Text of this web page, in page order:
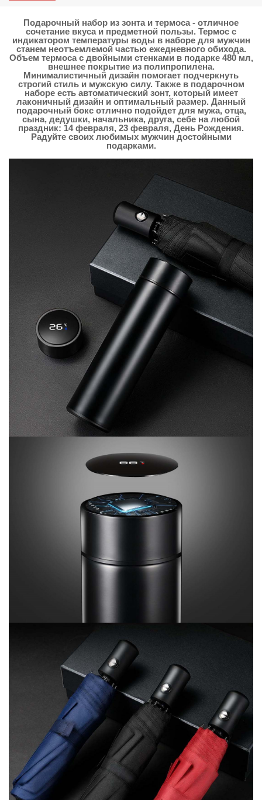
Подарочный набор из зонта и термоса - отличное
сочетание вкуса и предметной пользы. Термос с
индикатором температуры воды в наборе для мужчин
станем неотъемлемой частью ежедневного обихода.
Объем термоса с двойными стенками в подарке 480 мл,
внешнее покрытие из полипропилена.
Минималистичный дизайн помогает подчеркнуть
строгий стиль и мужскую силу. Также в подарочном
наборе есть автоматический зонт, который имеет
лаконичный дизайн и оптимальный размер. Данный
подарочный бокс отлично подойдет для мужа, отца,
сына, дедушки, начальника, друга, себе на любой
праздник: 14 февраля, 23 февраля, День Рождения.
Радуйте своих любимых мужчин достойными
подарками.